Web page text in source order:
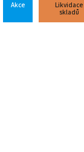
Akce
Likvidace
skladů